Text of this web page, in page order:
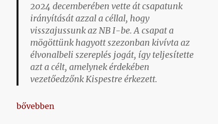
2024 decemberében vette át csapatunk
irányítását azzal a céllal, hogy
visszajussunk az NB I-be. A csapat a
mögöttünk hagyott szezonban kivívta az
élvonalbeli szereplés jogát, így teljesítette
azt a célt, amelynek érdekében
vezetőedzőnk Kispestre érkezett.
„Hangya hosszabbított”
bővebben